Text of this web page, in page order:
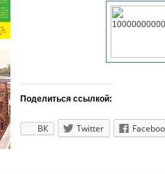
Поделиться ссылкой:
ВК Twitter